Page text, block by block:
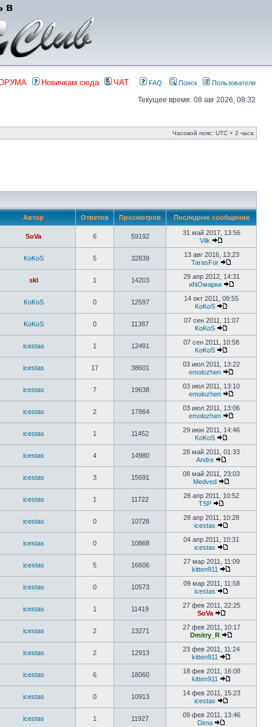
в
Новичкам сюда ЧАТ FAQ Поиск Пользователи
Текущее время: 08 авг 2026, 08:32
Часовой пояс: UTC + 2 часа
Автор Ответов Просмотров Последнее сообщение
SoVa 6 59192
31 май 2017, 13:56
Vilk
KoKoS 5 32839
13 авг 2016, 13:23
TarasFor
skl 1 14203
29 апр 2012, 14:31
иNOмарки
KoKoS 0 12597
14 окт 2011, 09:55
KoKoS
KoKoS 0 11387
07 сен 2011, 11:07
KoKoS
icestas 1 12491
07 сен 2011, 10:58
KoKoS
icestas 17 38601
03 июл 2011, 13:22
emolozhen
icestas 7 19638
03 июл 2011, 13:10
emolozhen
icestas 2 17864
03 июл 2011, 13:06
emolozhen
icestas 1 11452
29 июн 2011, 14:46
KoKoS
icestas 4 14980
28 май 2011, 01:33
Andre
icestas 3 15691
08 май 2011, 23:03
Medved
icestas 1 11722
28 апр 2011, 10:52
TSP
icestas 0 10728
28 апр 2011, 10:28
icestas
icestas 0 10868
04 апр 2011, 10:31
icestas
icestas 5 16606
27 мар 2011, 11:09
kitten911
icestas 0 10573
09 мар 2011, 11:58
icestas
icestas 1 11419
27 фев 2011, 22:25
SoVa
icestas 2 13271
27 фев 2011, 10:17
Dmitry_R
icestas 2 12913
23 фев 2011, 11:24
kitten911
icestas 6 18060
18 фев 2011, 16:08
kitten911
icestas 0 10913
14 фев 2011, 15:23
icestas
icestas 1 11927
09 фев 2011, 13:46
Dima